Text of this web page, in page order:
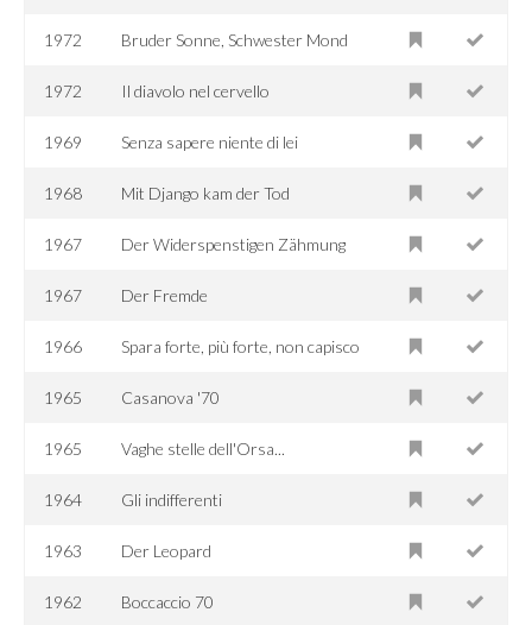
1972 Bruder Sonne, Schwester Mond
1972 Il diavolo nel cervello
1969 Senza sapere niente di lei
1968 Mit Django kam der Tod
1967 Der Widerspenstigen Zähmung
1967 Der Fremde
1966 Spara forte, più forte, non capisco
1965 Casanova '70
1965 Vaghe stelle dell'Orsa...
1964 Gli indifferenti
1963 Der Leopard
1962 Boccaccio 70